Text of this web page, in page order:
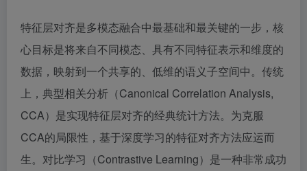
特征层对齐是多模态融合中最基础和最关键的一步，核
心目标是将来自不同模态、具有不同特征表示和维度的
数据，映射到一个共享的、低维的语义子空间中。传统
上，典型相关分析（Canonical Correlation Analysis,
CCA）是实现特征层对齐的经典统计方法。为克服
CCA的局限性，基于深度学习的特征对齐方法应运而
生。对比学习（Contrastive Learning）是一种非常成功